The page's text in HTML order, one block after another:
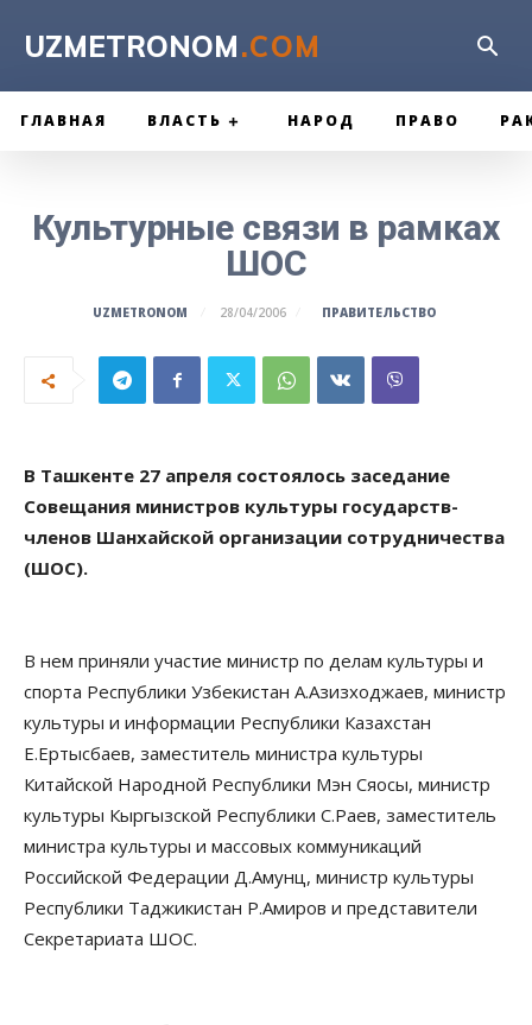
UZMETRONOM.COM
ГЛАВНАЯ ВЛАСТЬ НАРОД ПРАВО
Культурные связи в рамках
ШОС
UZMETRONOM 28/04/2006 ПРАВИТЕЛЬСТВО
В Ташкенте 27 апреля состоялось заседание
Совещания министров культуры государств-
членов Шанхайской организации сотрудничества
(ШОС).
В нем приняли участие министр по делам культуры и
спорта Республики Узбекистан А.Азизходжаев, министр
культуры и информации Республики Казахстан
Е.Ертысбаев, заместитель министра культуры
Китайской Народной Республики Мэн Сяосы, министр
культуры Кыргызской Республики С.Раев, заместитель
министра культуры и массовых коммуникаций
Российской Федерации Д.Амунц, министр культуры
Республики Таджикистан Р.Амиров и представители
Секретариата ШОС.